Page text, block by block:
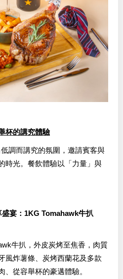
杯的講究體驗
調而講究的氛圍，邀請賓客與
時光。餐飲體驗以「力量」與
宴：1KG Tomahawk牛扒
牛扒，外皮炭烤至焦香，肉質
風炸薯條、炭烤西蘭花及多款
、從容舉杯的豪邁體驗。